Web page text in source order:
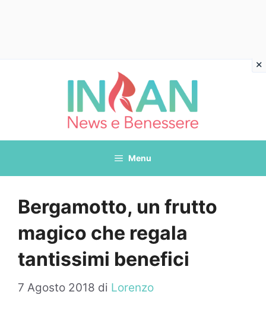
Menu
Bergamotto, un frutto
magico che regala
tantissimi benefici
7 Agosto 2018 di Lorenzo